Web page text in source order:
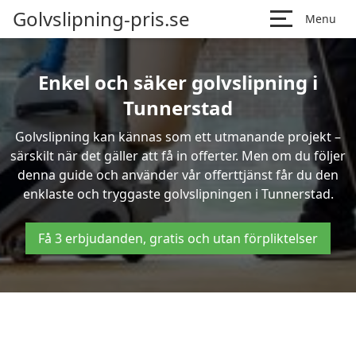
Golvslipning-pris.se Menu
Enkel och säker golvslipning i
Tunnerstad
Golvslipning kan kännas som ett utmanande projekt –
särskilt när det gäller att få in offerter. Men om du följer
denna guide och använder vår offerttjänst får du den
enklaste och tryggaste golvslipningen i Tunnerstad.
Få 3 erbjudanden, gratis och utan förpliktelser